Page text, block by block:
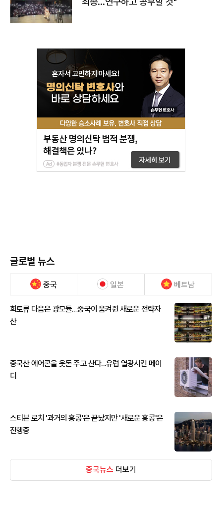
글로벌 뉴스
중국 일본 베트남
희토류 다음은 광모듈…중국이 움켜쥔 새로운 전략자
산
중국산 에어콘을 웃돈 주고 산다...유럽 열광시킨 메이
디
스티븐 로치 '과거의 홍콩'은 끝났지만 '새로운 홍콩'은
진행중
중국뉴스 더보기